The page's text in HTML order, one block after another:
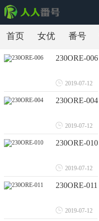
首页 女优 番号
230ORE-006
2019-07-12
230ORE-004
2019-07-12
230ORE-010
2019-07-12
230ORE-011
2019-07-12